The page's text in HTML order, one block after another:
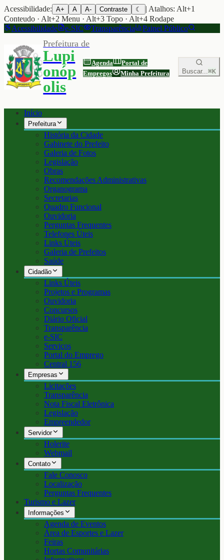
Acessibilidade: A+ A A- Contraste ☾
| Atalhos: Alt+1
Conteudo · Alt+2 Menu · Alt+3 Topo · Alt+4 Rodape
Acessibilidade
e-SIC Transparência Painel Público
Prefeitura de
Lupi
onóp
olis
Agenda
Portal de
Empregos
Minha Prefeitura Buscar...⌘K
Início
Prefeitura
História da Cidade
Gabinete do Prefeito
Galeria de Fotos
Legislação
Obras
Recomendações Administrativas
Organograma
Secretarias
Quadro Funcional
Ouvidoria
Perguntas Frequentes
Telefones Úteis
Links Úteis
Galeria de Prefeitos
Saúde
Cidadão
Links Úteis
Projetos e Programas
Ouvidoria
Concursos
Diário Oficial
Transparência
e-SIC
Serviços
Portal do Emprego
Central 156
Empresas
Licitações
Transparência
Nota Fiscal Eletrônica
Legislação
Empreendedor
Servidor
Holerite
Webmail
Contato
Fale Conosco
Localização
Perguntas Frequentes
Turismo e Lazer
Informações
Agenda de Eventos
Área de Esportes e Lazer
Feiras
Hortas Comunitárias